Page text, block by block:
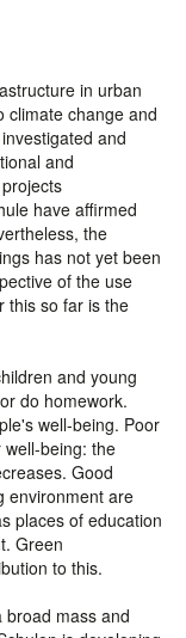
in urban
climate change and
and
and
have affirmed
the
has not yet been
of the use
this so far is the
and young
do homework.
well-being. Poor
being: the
Good
environment are
places of education
Green
to this.
mass and